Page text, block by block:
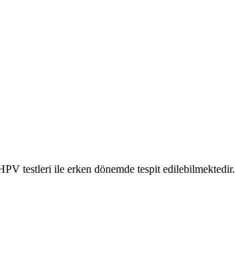
testleri ile erken dönemde tespit edilebilmektedir.